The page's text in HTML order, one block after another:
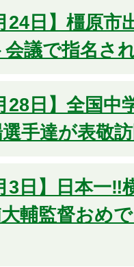
24日】橿原
議で指名さ
28日】全国中
手達が表敬
3日】日本一
輔監督おめ